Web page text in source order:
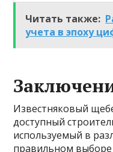
Читать также:
учета в эпоху
Известняковый
доступный
используемый в
правильном